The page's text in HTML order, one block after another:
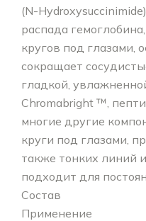
(N-
распада
кругов под глазами,
сокращает
гладкой,
Chromabright ™,
многие другие
круги под глазами,
также тонких линий
подходит для
Состав
Применение